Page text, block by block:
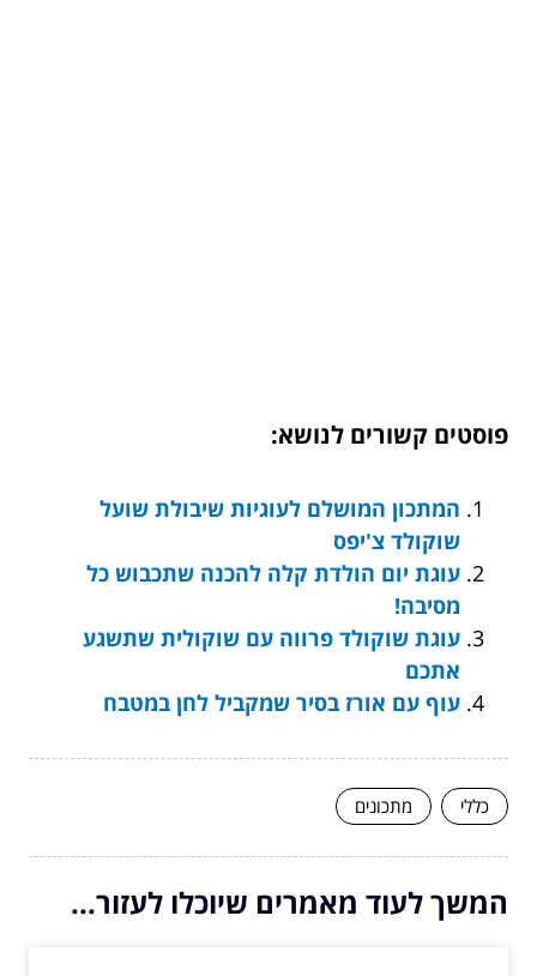
פוסטים קשורים לנושא:
המתכון המושלם לעוגיות שיבולת שועל
שוקולד צ'יפס
עוגת יום הולדת קלה להכנה שתכבוש כל
מסיבה!
עוגת שוקולד פרווה עם שוקולית שתשגע
אתכם
עוף עם אורז בסיר שמקביל לחן במטבח
כללי מתכונים
המשך לעוד מאמרים שיוכלו לעזור...